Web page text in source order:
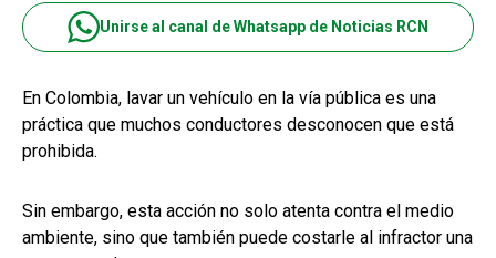
Unirse al canal de Whatsapp de Noticias RCN
En Colombia, lavar un vehículo en la vía pública es una
práctica que muchos conductores desconocen que está
prohibida.
Sin embargo, esta acción no solo atenta contra el medio
ambiente, sino que también puede costarle al infractor una